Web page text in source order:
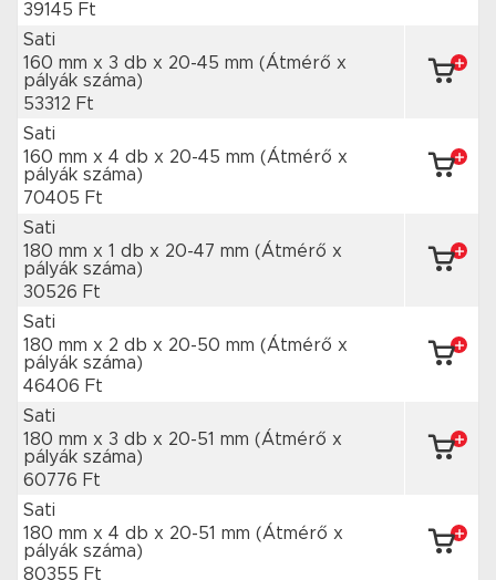
39145 Ft
Sati
160 mm x 3 db x 20-45 mm (Átmérő x
pályák száma)
53312 Ft
Sati
160 mm x 4 db x 20-45 mm (Átmérő x
pályák száma)
70405 Ft
Sati
180 mm x 1 db x 20-47 mm (Átmérő x
pályák száma)
30526 Ft
Sati
180 mm x 2 db x 20-50 mm (Átmérő x
pályák száma)
46406 Ft
Sati
180 mm x 3 db x 20-51 mm (Átmérő x
pályák száma)
60776 Ft
Sati
180 mm x 4 db x 20-51 mm (Átmérő x
pályák száma)
80355 Ft